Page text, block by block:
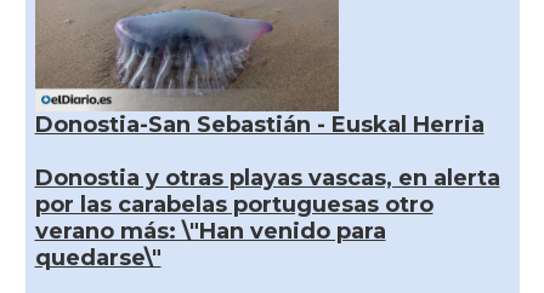
Donostia-San Sebastián - Euskal Herria
Donostia y otras playas vascas, en alerta
por las carabelas portuguesas otro
verano más: \"Han venido para
quedarse\"